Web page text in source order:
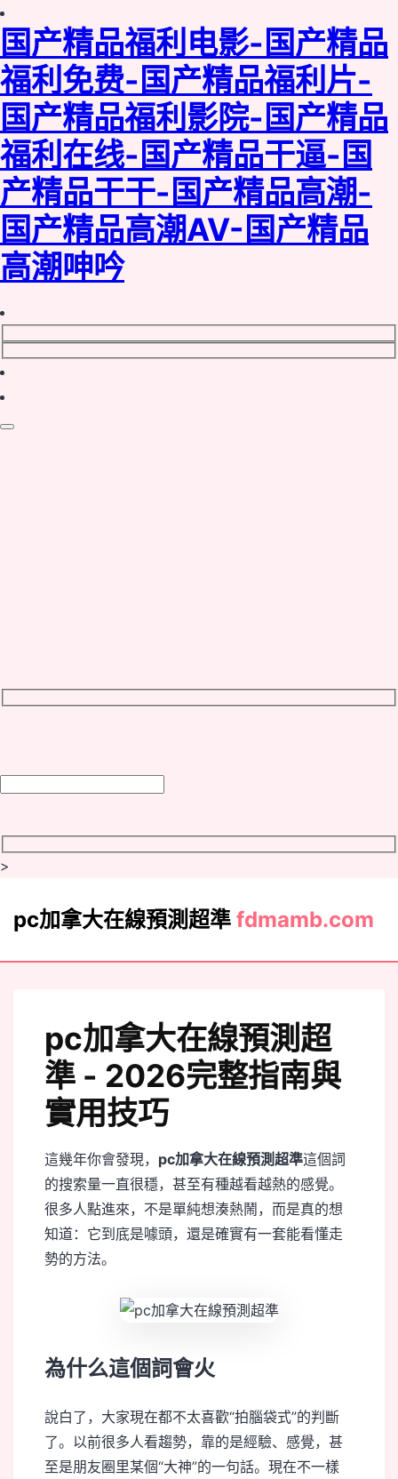
国产精品福利电影-国产精品
福利免费-国产精品福利片-
国产精品福利影院-国产精品
福利在线-国产精品干逼-国
产精品干干-国产精品高潮-
国产精品高潮AV-国产精品
高潮呻吟
>
pc加拿大在線預測超準 fdmamb.com
pc加拿大在線預測超
準 - 2026完整指南與
實用技巧
這幾年你會發現， pc加拿大在線預測超準這個詞
的搜索量一直很穩，甚至有種越看越熱的感覺。
很多人點進來，不是單純想湊熱鬧，而是真的想
知道：它到底是噱頭，還是確實有一套能看懂走
勢的方法。
為什么這個詞會火
說白了，大家現在都不太喜歡“拍腦袋式”的判斷
了。以前很多人看趨勢，靠的是經驗、感覺，甚
至是朋友圈里某個“大神”的一句話。現在不一樣